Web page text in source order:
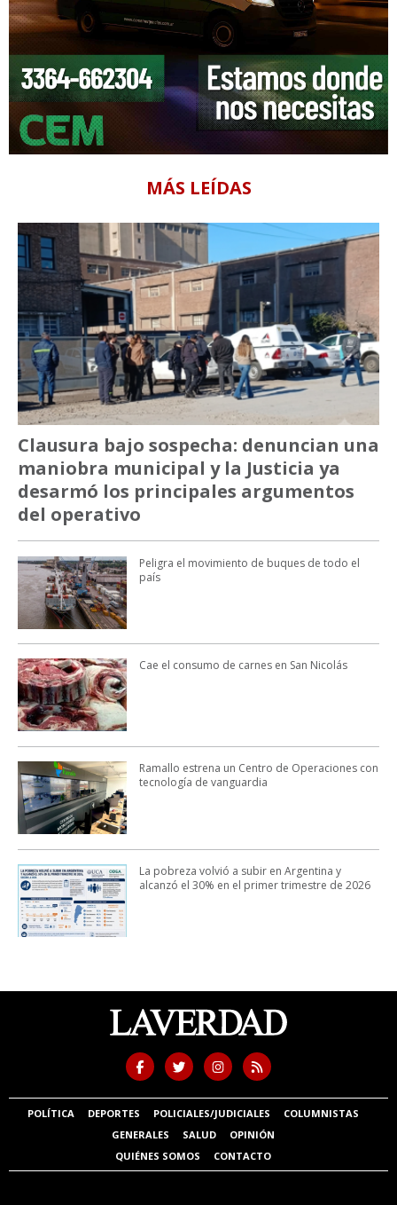
MÁS LEÍDAS
Clausura bajo sospecha: denuncian una
maniobra municipal y la Justicia ya
desarmó los principales argumentos
del operativo
Peligra el movimiento de buques de todo el
país
Cae el consumo de carnes en San Nicolás
Ramallo estrena un Centro de Operaciones con
tecnología de vanguardia
La pobreza volvió a subir en Argentina y
alcanzó el 30% en el primer trimestre de 2026
POLÍTICA DEPORTES POLICIALES/JUDICIALES
COLUMNISTAS
GENERALES
SALUD
OPINIÓN
QUIÉNES SOMOS
CONTACTO